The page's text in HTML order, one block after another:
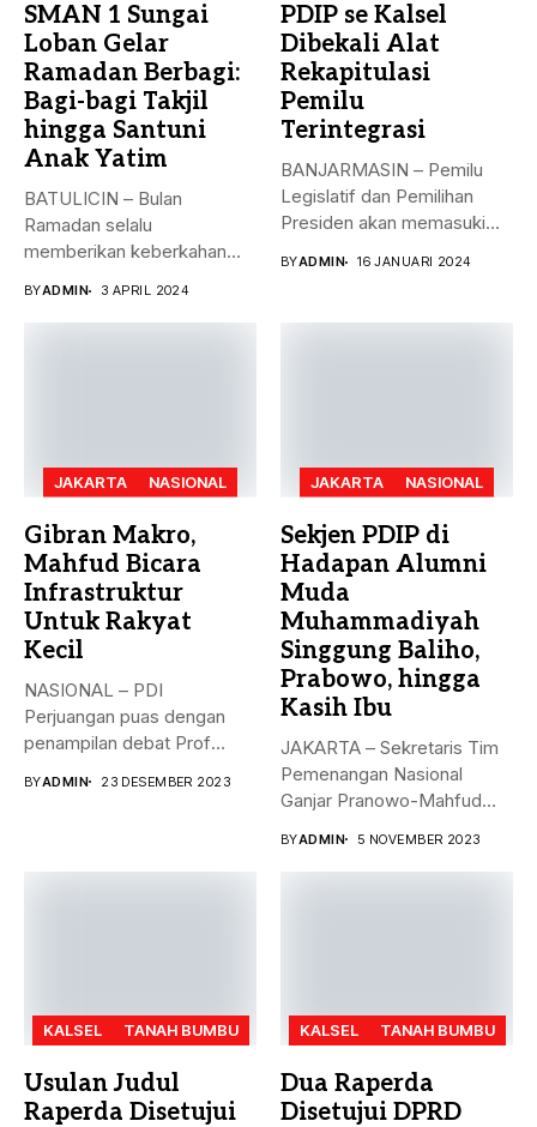
SMAN 1 Sungai
Loban Gelar
Ramadan Berbagi:
Bagi-bagi Takjil
hingga Santuni
Anak Yatim
BATULICIN – Bulan
Ramadan selalu
memberikan keberkahan
BYADMIN 3 APRIL 2024
PDIP se Kalsel
Dibekali Alat
Rekapitulasi
Pemilu
Terintegrasi
BANJARMASIN – Pemilu
Legislatif dan Pemilihan
Presiden akan memasuki
BYADMIN 16 JANUARI 2024
JAKARTA NASIONAL
Gibran Makro,
Mahfud Bicara
Infrastruktur
Untuk Rakyat
Kecil
NASIONAL – PDI
Perjuangan puas dengan
penampilan debat Prof
BYADMIN 23 DESEMBER 2023
JAKARTA NASIONAL
Sekjen PDIP di
Hadapan Alumni
Muda
Muhammadiyah
Singgung Baliho,
Prabowo, hingga
Kasih Ibu
JAKARTA – Sekretaris Tim
Pemenangan Nasional
Ganjar Pranowo-Mahfud
BYADMIN 5 NOVEMBER 2023
KALSEL TANAH BUMBU
Usulan Judul
Raperda Disetujui
KALSEL TANAH BUMBU
Dua Raperda
Disetujui DPRD